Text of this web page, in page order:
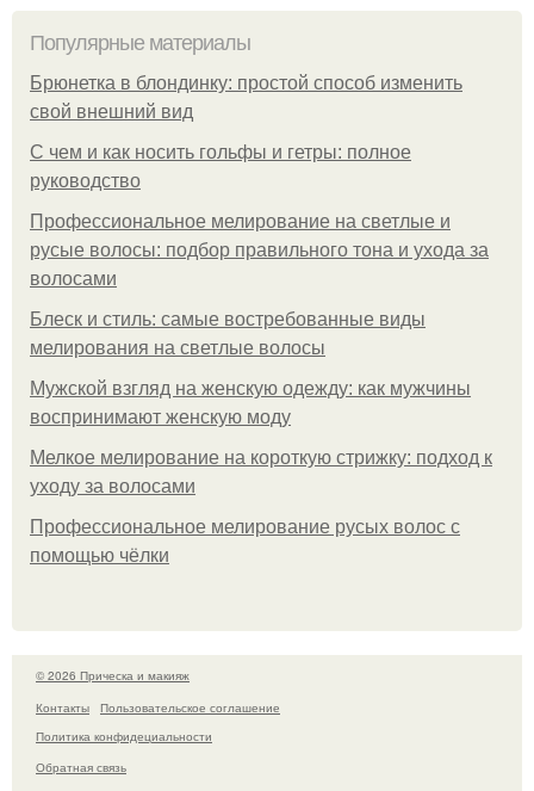
Популярные материалы
Брюнетка в блондинку: простой способ изменить
свой внешний вид
С чем и как носить гольфы и гетры: полное
руководство
Профессиональное мелирование на светлые и
русые волосы: подбор правильного тона и ухода за
волосами
Блеск и стиль: самые востребованные виды
мелирования на светлые волосы
Мужской взгляд на женскую одежду: как мужчины
воспринимают женскую моду
Мелкое мелирование на короткую стрижку: подход к
уходу за волосами
Профессиональное мелирование русых волос с
помощью чёлки
© 2026 Прическа и макияж
Контакты
Пользовательское соглашение
Политика конфидециальности
Обратная связь